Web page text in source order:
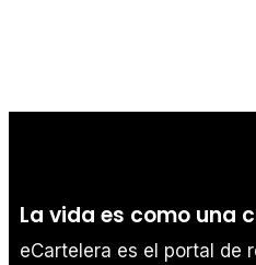
La vida es como una
eCartelera es el portal de